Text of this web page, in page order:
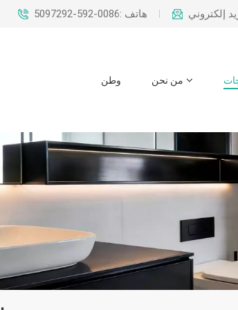
هاتف :0086-592-5097292
وطن من نحن